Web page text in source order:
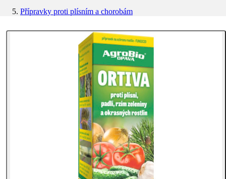
Přípravky proti plísním a chorobám